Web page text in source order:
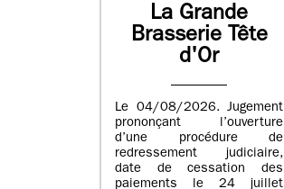
La Grande
Brasserie Tête
d'Or
Le 04/08/2026. Jugement
prononçant l’ouverture
d’une procédure de
redressement judiciaire,
date de cessation des
paiements le 24 juillet